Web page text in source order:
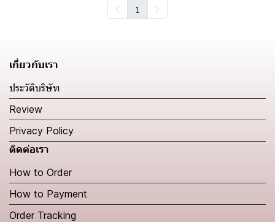
1
เกี่ยวกับเรา
ประวัติบริษัท
Review
Privacy Policy
ติดต่อเรา
How to Order
How to Payment
Order Tracking